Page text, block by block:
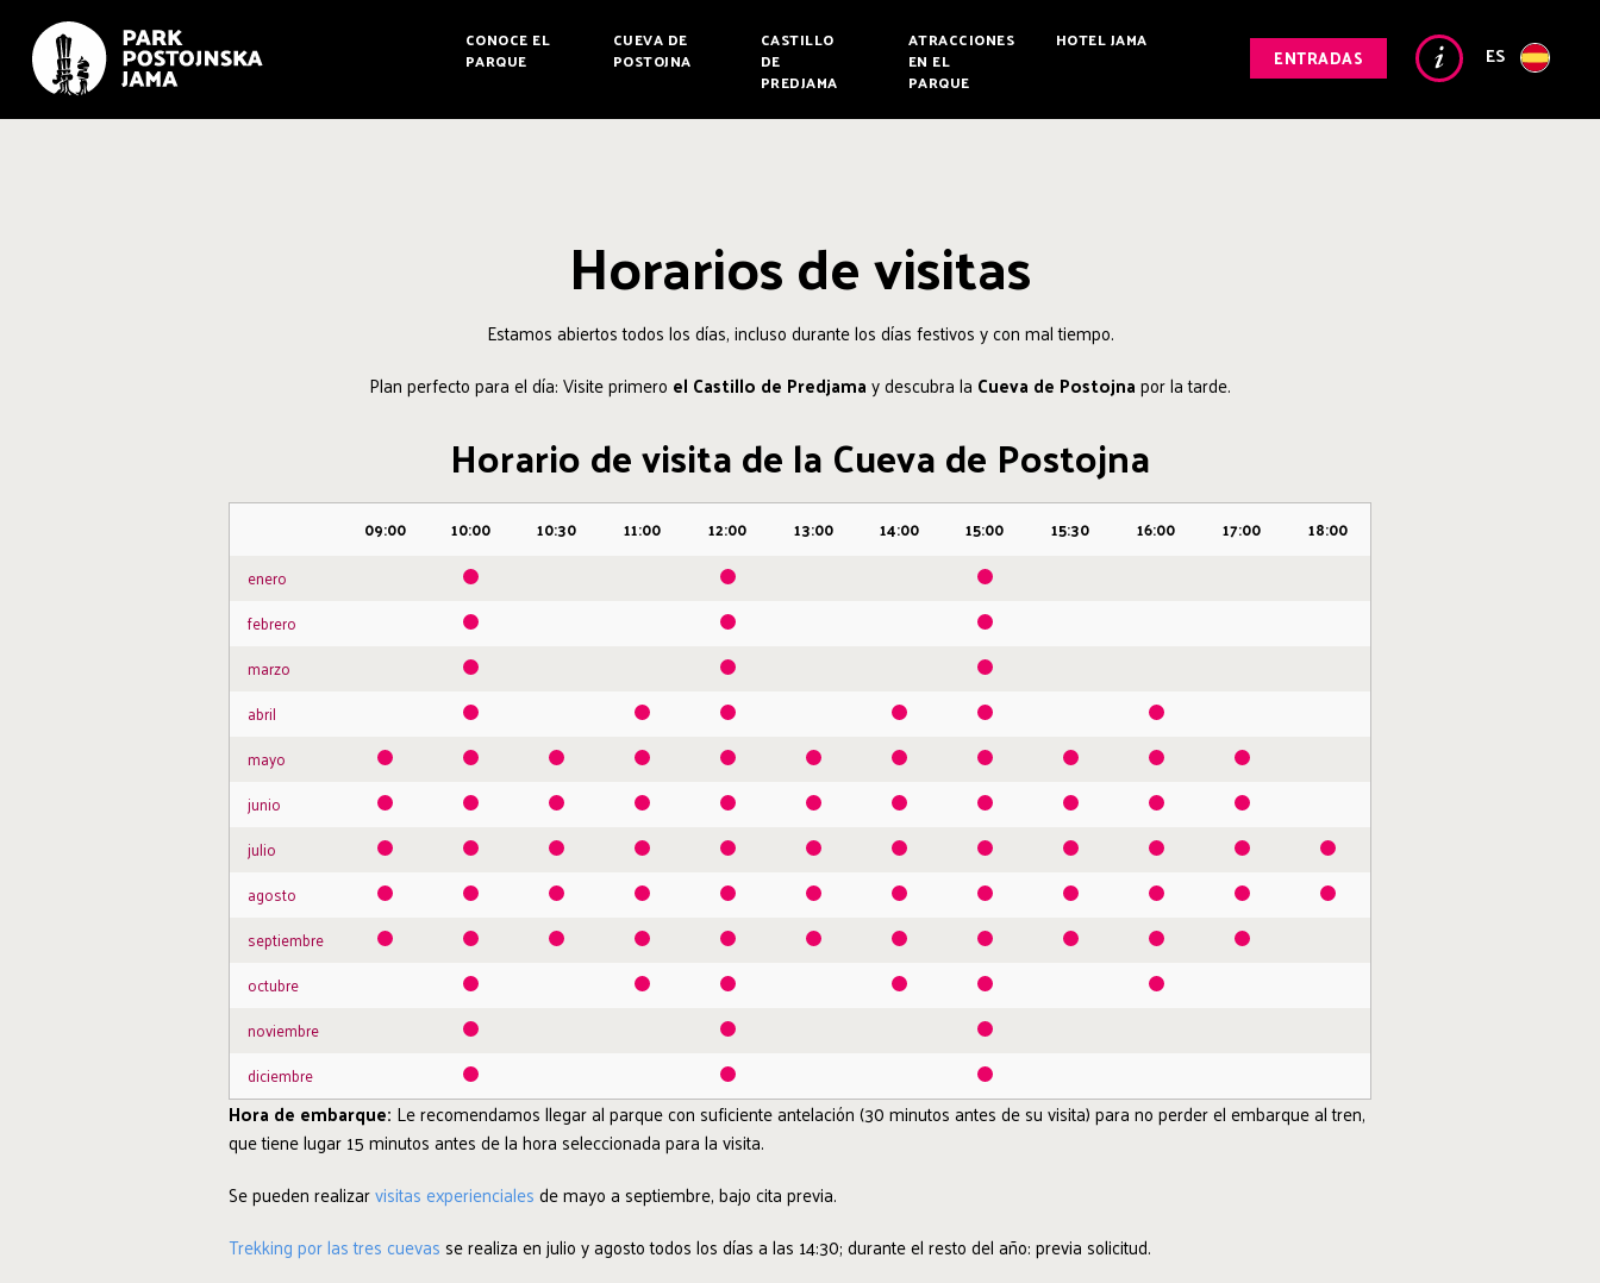
CONOCE EL
PARQUE
CUEVA DE
POSTOJNA
CASTILLO
DE
PREDJAMA
ATRACCIONES
EN EL
PARQUE
HOTEL JAMA
ENTRADAS ES
Horarios de visitas
Estamos abiertos todos los días, incluso durante los días festivos y con mal tiempo.
Plan perfecto para el día: Visite primero el Castillo de Predjamay descubra la Cueva de Postojnapor la tarde.
Horario de visita de la Cueva de Postojna
09:00 10:00 10:30 11:00 12:00 13:00 14:00 15:00 15:30 16:00 17:00
18:00
enero
febrero
marzo
abril
mayo
junio
julio
agosto
septiembre
octubre
noviembre
diciembre
Hora de embarque: Le recomendamos llegar al parque con suficiente antelación (30 minutos antes de su visita) para no perder el embarque al tren,
que tiene lugar 15 minutos antes de la hora seleccionada para la visita.
Se pueden realizarvisitas experiencialesde mayo a septiembre, bajo cita previa.
Trekking por las tres cuevasse realiza en julio y agosto todos los días a las 14:30; durante el resto del año: previa solicitud.